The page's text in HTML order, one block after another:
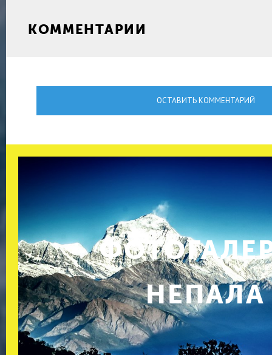
КОММЕНТАРИИ
ОСТАВИТЬ КОММЕНТАРИЙ
НЕПАЛА